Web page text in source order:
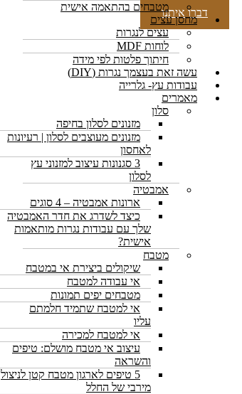
דברו איתנומטבחים בהתאמה אישית
מחסן עצים
עצים לנגרות
לוחות MDF
חיתוך פלטות לפי מידה
עשה זאת בעצמך נגרות (DIY)
עבודות עץ- גלרייה
מאמרים
סלון
מזנונים לסלון בחיפה
מזנונים מעוצבים לסלון | רעיונות
לאחסון
3 סגנונות עיצוב למזנוני עץ
לסלון
אמבטיה
ארונות אמבטיה – 4 סוגים
כיצד לשדרג את חדר האמבטיה
שלך עם עבודות נגרות מותאמות
אישית?
מטבח
שיקולים ביצירת אי במטבח
אי עבודה למטבח
מטבחים יפים תמונות
אי למטבח שתמיד חלמתם
עליו
אי למטבח למכירה
עיצוב אי מטבח מושלם: טיפים
והשראה
5 טיפים לארגון מטבח קטן לניצול
מירבי של החלל